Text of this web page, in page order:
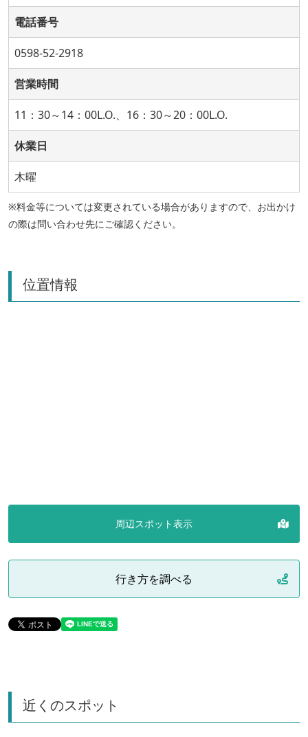
電話番号
0598-52-2918
営業時間
11：30～14：00L.O.、16：30～20：00L.O.
休業日
木曜
※料金等については変更されている場合がありますので、お出かけ
の際は問い合わせ先にご確認ください。
位置情報
周辺スポット表示
行き方を調べる
近くのスポット